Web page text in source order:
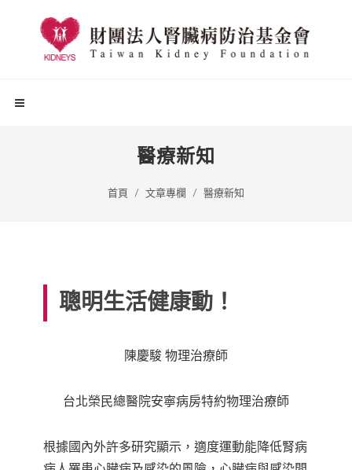
醫療新知
首頁 文章專欄 醫療新知
聰明生活健康動！
陳慶駿 物理治療師
台北榮民總醫院安寧病房特約物理治療師
根據國內外許多研究顯示，適度運動能降低腎病